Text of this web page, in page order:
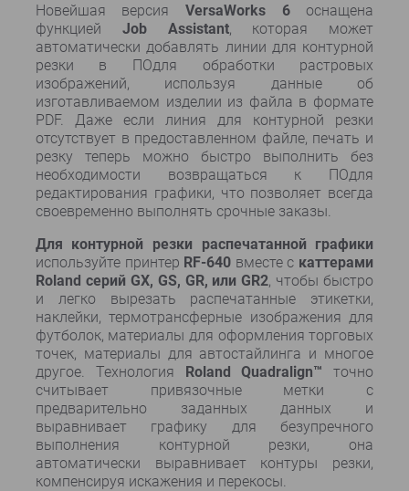
Новейшая версия VersaWorks 6оснащена
функцией Job Assistant, которая может
автоматически добавлять линии для контурной
резки в ПОдля обработки растровых
изображений, используя данные об
изготавливаемом изделии из файла в формате
PDF. Даже если линия для контурной резки
отсутствует в предоставленном файле, печать и
резку теперь можно быстро выполнить без
необходимости возвращаться к ПОдля
редактирования графики, что позволяет всегда
своевременно выполнять срочные заказы.
Для контурной резки распечатанной графики
используйте принтер RF-640 вместе с каттерами
Roland серий GX, GS, GR, илиGR2, чтобы быстро
и легко вырезать распечатанные этикетки,
наклейки, термотрансферные изображения для
футболок, материалы для оформления торговых
точек, материалы для автостайлинга и многое
другое. Технология Roland Quadralign™ точно
считывает привязочные метки с
предварительно заданных данных и
выравнивает графику для безупречного
выполнения контурной резки, она
автоматически выравнивает контуры резки,
компенсируя искажения и перекосы.